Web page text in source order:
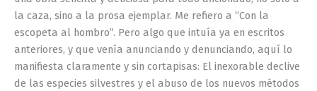
la caza, sino a la prosa ejemplar. Me refiero a “Con la
escopeta al hombro”. Pero algo que intuía ya en escritos
anteriores, y que venía anunciando y denunciando, aquí lo
manifiesta claramente y sin cortapisas: El inexorable declive
de las especies silvestres y el abuso de los nuevos métodos